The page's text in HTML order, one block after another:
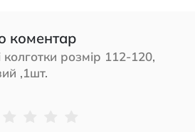
коментар
розмір 112-120,
,1шт.